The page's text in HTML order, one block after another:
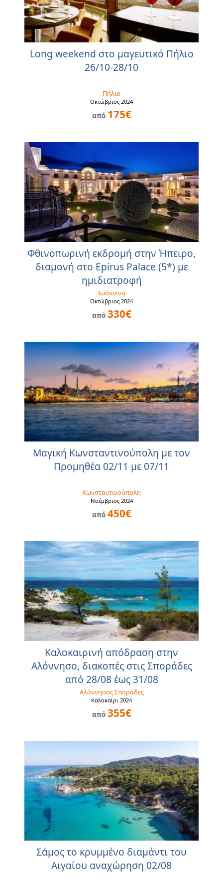
Long weekend στο μαγευτικό Πήλιο
26/10-28/10
Πήλιο
Οκτώβριος 2024
από 175€
Φθινοπωρινή εκδρομή στην Ήπειρο,
διαμονή στο Epirus Palace (5*) με
ημιδιατροφή
Ιωάννινα
Οκτώβριος 2024
από 330€
Μαγική Κωνσταντινούπολη με τον
Προμηθέα 02/11 με 07/11
Κωνσταντινούπολη
Νοέμβριος 2024
από 450€
Καλοκαιρινή απόδραση στην
Αλόννησο, διακοπές στις Σποράδες
από 28/08 έως 31/08
Αλόννησος Σποράδες
Καλοκαίρι 2024
από 355€
Σάμος το κρυμμένο διαμάντι του
Αιγαίου αναχώρηση 02/08